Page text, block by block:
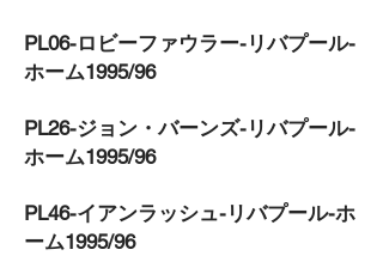
PL06-ロビーファウラー-リバプール-
ホーム1995/96
PL26-ジョン・バーンズ-リバプール-
ホーム1995/96
PL46-イアンラッシュ-リバプール-ホ
ーム1995/96